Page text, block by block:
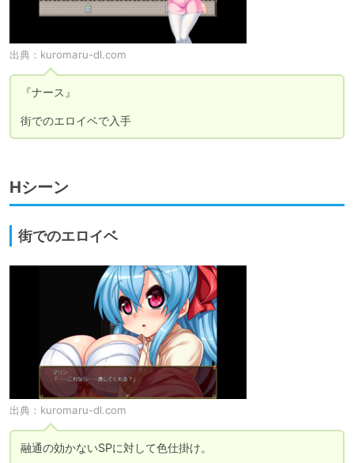
出典： kuromaru-dl.com
『ナース』
街でのエロイベで入手
Hシーン
街でのエロイベ
出典： kuromaru-dl.com
融通の効かないSPに対して色仕掛け。